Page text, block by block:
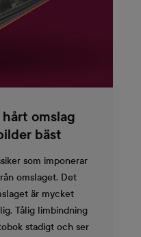
omslag
bäst
som imponerar
omslaget. Det
är mycket
Tålig limbindning
stadigt och ser